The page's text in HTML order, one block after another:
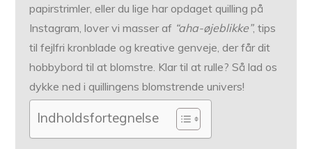
papirstrimler, eller du lige har opdaget quilling på
Instagram, lover vi masser af “aha-øjeblikke”, tips
til fejlfri kronblade og kreative genveje, der får dit
hobbybord til at blomstre. Klar til at rulle? Så lad os
dykke ned i quillingens blomstrende univers!
Indholdsfortegnelse